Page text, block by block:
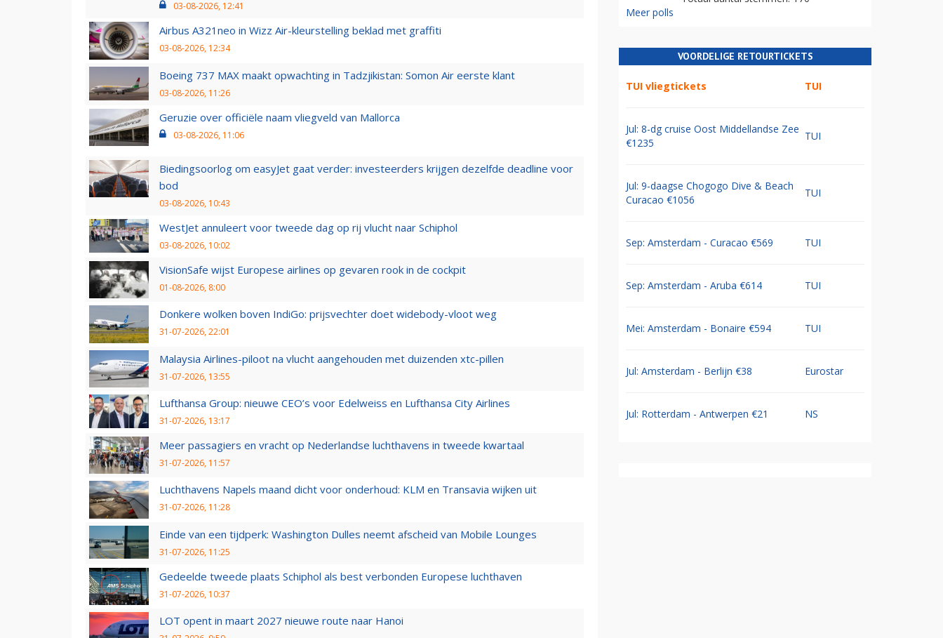
03-08-2026, 12:41
Airbus A321neo in Wizz Air-kleurstelling beklad met graffiti
03-08-2026, 12:34
Boeing 737 MAX maakt opwachting in Tadzjikistan: Somon Air eerste klant
03-08-2026, 11:26
Geruzie over officiële naam vliegveld van Mallorca
03-08-2026, 11:06
Biedingsoorlog om easyJet gaat verder: investeerders krijgen dezelfde deadline voor
bod
03-08-2026, 10:43
WestJet annuleert voor tweede dag op rij vlucht naar Schiphol
03-08-2026, 10:02
VisionSafe wijst Europese airlines op gevaren rook in de cockpit
01-08-2026, 8:00
Donkere wolken boven IndiGo: prijsvechter doet widebody-vloot weg
31-07-2026, 22:01
Malaysia Airlines-piloot na vlucht aangehouden met duizenden xtc-pillen
31-07-2026, 13:55
Lufthansa Group: nieuwe CEO’s voor Edelweiss en Lufthansa City Airlines
31-07-2026, 13:17
Meer passagiers en vracht op Nederlandse luchthavens in tweede kwartaal
31-07-2026, 11:57
Luchthavens Napels maand dicht voor onderhoud: KLM en Transavia wijken uit
31-07-2026, 11:28
Einde van een tijdperk: Washington Dulles neemt afscheid van Mobile Lounges
31-07-2026, 11:25
Gedeelde tweede plaats Schiphol als best verbonden Europese luchthaven
31-07-2026, 10:37
LOT opent in maart 2027 nieuwe route naar Hanoi
Meer polls
VOORDELIGE RETOURTICKETS
TUI vliegtickets TUI
Jul: 8-dg cruise Oost Middellandse Zee
€1235
TUI
Jul: 9-daagse Chogogo Dive & Beach
Curacao €1056
TUI
Sep: Amsterdam - Curacao €569 TUI
Sep: Amsterdam - Aruba €614 TUI
Mei: Amsterdam - Bonaire €594 TUI
Jul: Amsterdam - Berlijn €38 Eurostar
Jul: Rotterdam - Antwerpen €21 NS